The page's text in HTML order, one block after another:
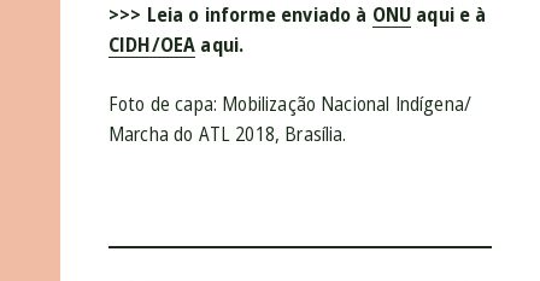
>>> Leia o informe enviado à ONU aqui e à
CIDH/OEA aqui.
Foto de capa: Mobilização Nacional Indígena/
Marcha do ATL 2018, Brasília.